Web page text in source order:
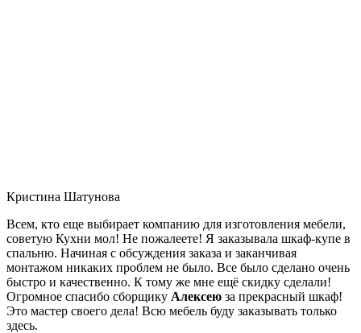
Кристина Шатунова
Всем, кто еще выбирает компанию для изготовления мебели,
советую Кухни мол! Не пожалеете! Я заказывала шкаф-купе в
спальню. Начиная с обсуждения заказа и заканчивая
монтажом никаких проблем не было. Все было сделано очень
быстро и качественно. К тому же мне ещё скидку сделали!
Огромное спасибо сборщику Алексею за прекрасный шкаф!
Это мастер своего дела! Всю мебель буду заказывать только
здесь.